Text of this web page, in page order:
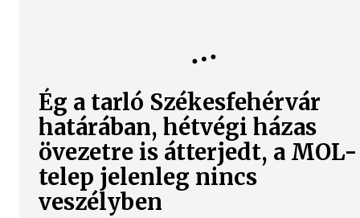
Ég a tarló Székesfehérvár
határában, hétvégi házas
övezetre is átterjedt, a MOL-
telep jelenleg nincs
veszélyben